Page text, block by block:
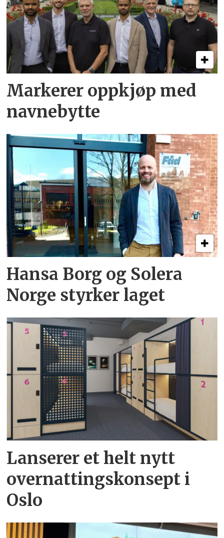
Markerer oppkjøp med
navnebytte
Hansa Borg og Solera
Norge styrker laget
Lanserer et helt nytt
overnattingskonsept i
Oslo